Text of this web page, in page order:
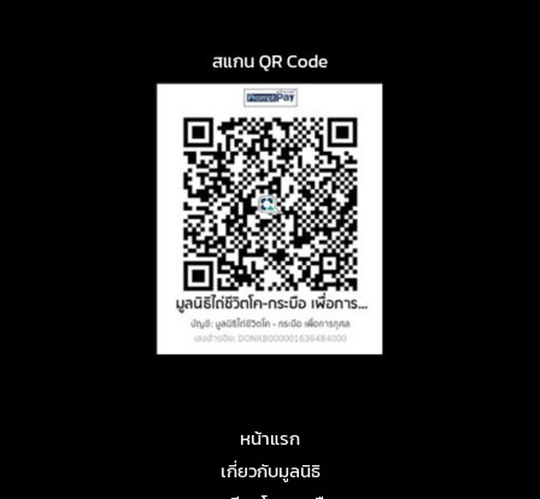
หน้าแรก
เกี่ยวกับมูลนิธิ